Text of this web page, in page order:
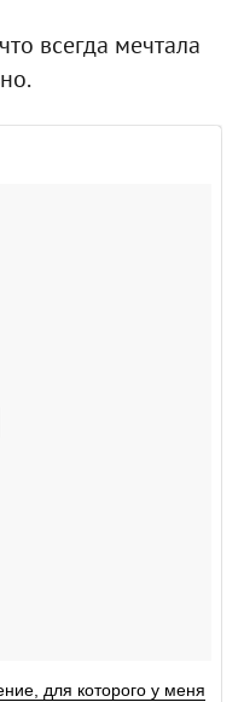
всегда мечтала
для которого у меня